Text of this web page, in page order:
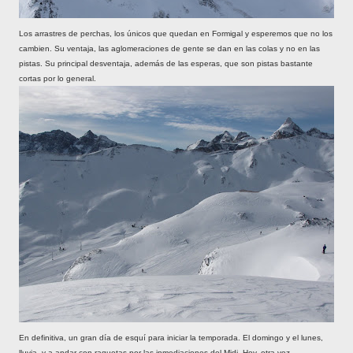
Los arrastres de perchas, los únicos que quedan en Formigal y esperemos que no los
cambien. Su ventaja, las aglomeraciones de gente se dan en las colas y no en las
pistas. Su principal desventaja, además de las esperas, que son pistas bastante
cortas por lo general.
En definitiva, un gran día de esquí para iniciar la temporada. El domingo y el lunes,